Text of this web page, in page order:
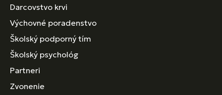
Darcovstvo krvi
Výchovné poradenstvo
Školský podporný tím
Školský psychológ
Partneri
Zvonenie